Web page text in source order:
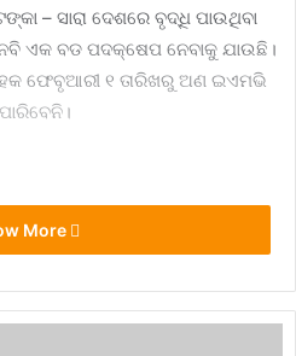
– ସାରା ଦେଶରେ ବୃଦ୍ଧି ପାଉଥିବା
ଏକ ବଡ ପଦକ୍ଷେପ ନେବାକୁ ଯାଉଛି।
ଫେବୃଆରୀ ୧ ତାରିଖରୁ ଅଣ ଇଏମଭି
ସେବା – ଏୟାର ଇଣ୍ଡିଆ
ମାର୍ଚ୍ଚ ୨୭ ତାରିଖ ମଧ୍ୟରେ ତ୍ରିଚି
ଚଳାଚଳ ଆରମ୍ଭ କରିବ। ଏହି
More